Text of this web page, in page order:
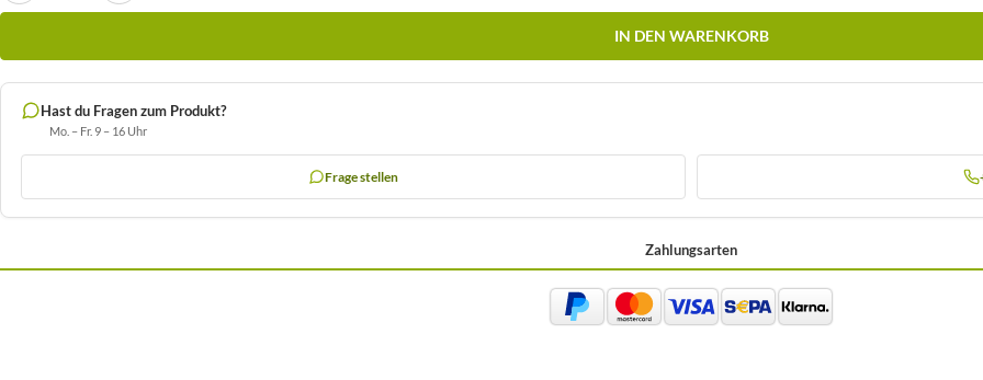
IN DEN WARENKORB
Hast du Fragen zum Produkt?
Mo. – Fr. 9 – 16 Uhr
Frage stellen
Zahlungsarten